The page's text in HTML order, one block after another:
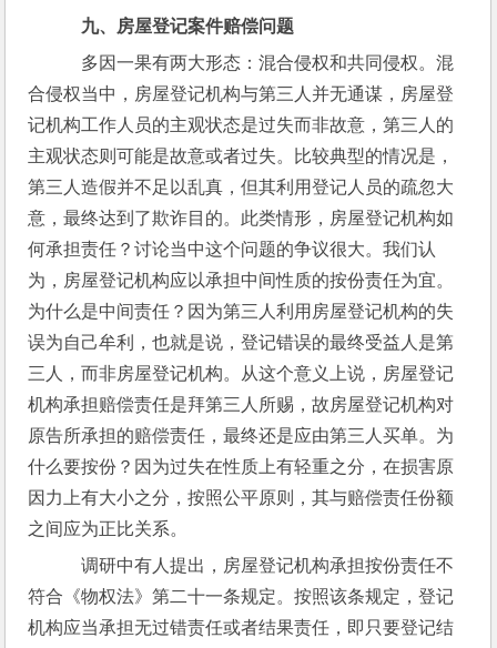
九、房屋登记案件赔偿问题
多因一果有两大形态：混合侵权和共同侵权。混
合侵权当中，房屋登记机构与第三人并无通谋，房屋登
记机构工作人员的主观状态是过失而非故意，第三人的
主观状态则可能是故意或者过失。比较典型的情况是，
第三人造假并不足以乱真，但其利用登记人员的疏忽大
意，最终达到了欺诈目的。此类情形，房屋登记机构如
何承担责任？讨论当中这个问题的争议很大。我们认
为，房屋登记机构应以承担中间性质的按份责任为宜。
为什么是中间责任？因为第三人利用房屋登记机构的失
误为自己牟利，也就是说，登记错误的最终受益人是第
三人，而非房屋登记机构。从这个意义上说，房屋登记
机构承担赔偿责任是拜第三人所赐，故房屋登记机构对
原告所承担的赔偿责任，最终还是应由第三人买单。为
什么要按份？因为过失在性质上有轻重之分，在损害原
因力上有大小之分，按照公平原则，其与赔偿责任份额
之间应为正比关系。
调研中有人提出，房屋登记机构承担按份责任不
符合《物权法》第二十一条规定。按照该条规定，登记
机构应当承担无过错责任或者结果责任，即只要登记结